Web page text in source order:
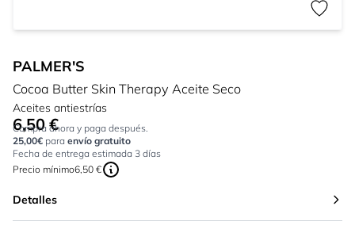
PALMER'S
Cocoa Butter Skin Therapy Aceite Seco
Aceites antiestrías
Tan bajo como:
6,50 €
Compra ahora y paga después.
25,00€ para envío gratuito
Fecha de entrega estimada 3 días
Precio mínimo6,50 €
Detalles